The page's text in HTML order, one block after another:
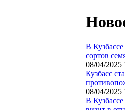
В
сортов
08/04/2025
Кузбасс
08/04/2025
В